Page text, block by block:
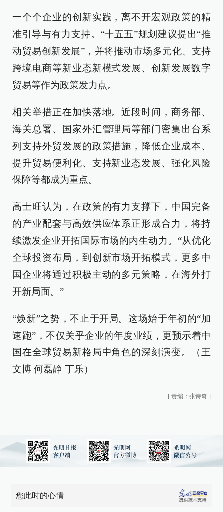
一个个企业的创新实践，离不开宏观政策的精
准引导与有力支持。“十五五”规划建议提出“推
动贸易创新发展”，并将推动市场多元化、支持
跨境电商等新业态新模式发展、创新发展数字
贸易等作为政策发力点。
相关举措正在加快落地。近段时间，商务部、
海关总署、国家外汇管理局等部门密集出台系
列支持外贸发展的政策措施，降低企业成本、
提升贸易便利化、支持新业态发展、强化风险
保障等都成为重点。
高士旺认为，在政策的有力支撑下，中国完备
的产业配套与高效供应体系正形成合力，将持
续激发企业开拓国际市场的内生动力。“从优化
全球投资布局，到创新市场开拓模式，更多中
国企业将通过积极主动的多元策略，在海外打
开新局面。”
“焕新”之势，不止于开局。这场始于年初的“加
速跑”，不仅关乎企业的年度业绩，更预示着中
国在全球贸易新格局中角色的深刻演变。（王
文博 何磊静 丁乐）
[ 责编：张诗奇 ]
您此时的心情